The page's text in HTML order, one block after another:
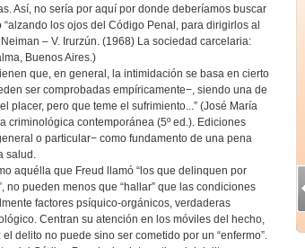
Así, no sería por aquí por donde deberíamos buscar
los ojos del Código Penal, para dirigirlos al
– V. Irurzún. (1968) La sociedad carcelaria:
Buenos Aires.)
que, en general, la intimidación se basa en cierto
ser comprobadas empíricamente−, siendo una de
placer, pero que teme el sufrimiento...” (José María
criminológica contemporánea (5º ed.). Ediciones
o particular− como fundamento de una pena
salud.
aquélla que Freud llamó “los que delinquen por
no pueden menos que “hallar” que las condiciones
factores psíquico-orgánicos, verdaderas
Centran su atención en los móviles del hecho,
delito no puede sino ser cometido por un “enfermo”.